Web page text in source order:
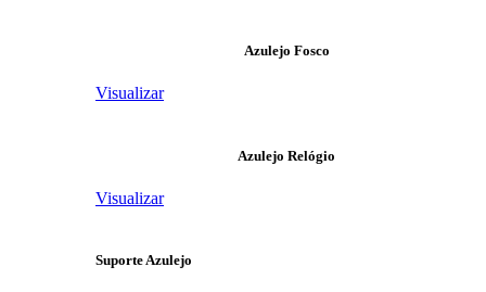
Azulejo Fosco
Visualizar
Azulejo Relógio
Visualizar
Suporte Azulejo